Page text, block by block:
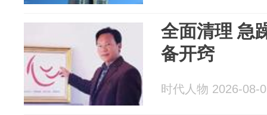
全面清理 急
备开窍
时代人物 2026-08-